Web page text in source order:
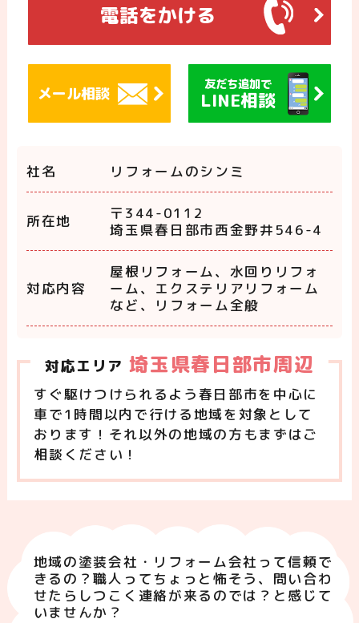
電話をかける
メール相談 友だち追加で
LINE相談
社名 リフォームのシンミ
所在地
〒344-0112
埼玉県春日部市西金野井546-4
対応内容
屋根リフォーム、水回りリフォ
ーム、エクステリアリフォーム
など、リフォーム全般
対応エリア 埼玉県春日部市周辺
すぐ駆けつけられるよう春日部市を中心に
車で1時間以内で行ける地域を対象として
おります！それ以外の地域の方もまずはご
相談ください！
地域の塗装会社・リフォーム会社って信頼で
きるの？職人ってちょっと怖そう、問い合わ
せたらしつこく連絡が来るのでは？と感じて
いませんか？